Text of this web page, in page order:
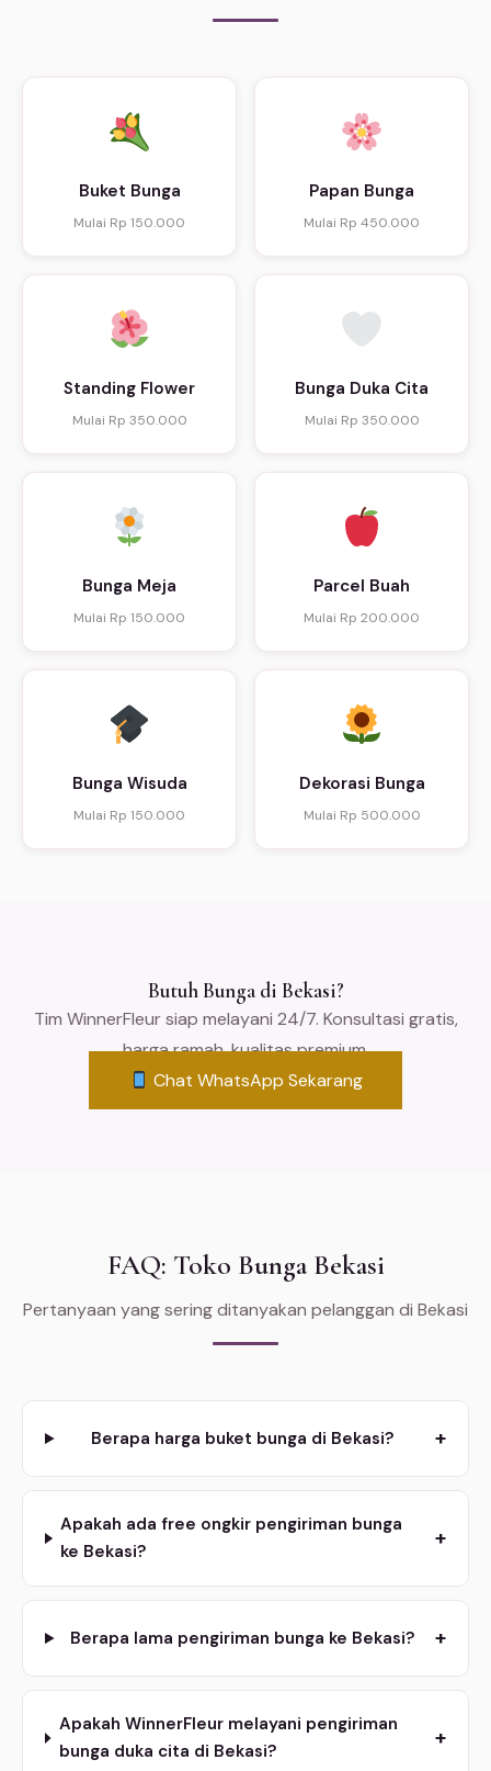
Buket Bunga
Mulai Rp 150.000
Papan Bunga
Mulai Rp 450.000
Standing Flower
Mulai Rp 350.000
Bunga Duka Cita
Mulai Rp 350.000
Bunga Meja
Mulai Rp 150.000
Parcel Buah
Mulai Rp 200.000
Bunga Wisuda
Mulai Rp 150.000
Dekorasi Bunga
Mulai Rp 500.000
Butuh Bunga di Bekasi?
Tim WinnerFleur siap melayani 24/7. Konsultasi gratis,
harga ramah, kualitas premium.
Chat WhatsApp Sekarang
FAQ: Toko Bunga Bekasi
Pertanyaan yang sering ditanyakan pelanggan di Bekasi
Berapa harga buket bunga di Bekasi? +
Apakah ada free ongkir pengiriman bunga
ke Bekasi?
+
Berapa lama pengiriman bunga ke Bekasi? +
Apakah WinnerFleur melayani pengiriman
bunga duka cita di Bekasi?
+